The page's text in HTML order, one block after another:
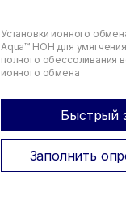
Установки ионного
Aqua™ НОН для
полного обессоливания
ионного обмена
Быстрый
Заполнить